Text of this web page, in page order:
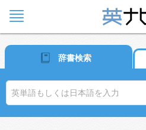
辞書検索